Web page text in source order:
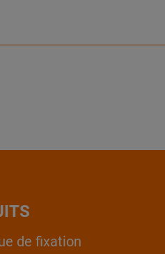
de fixation